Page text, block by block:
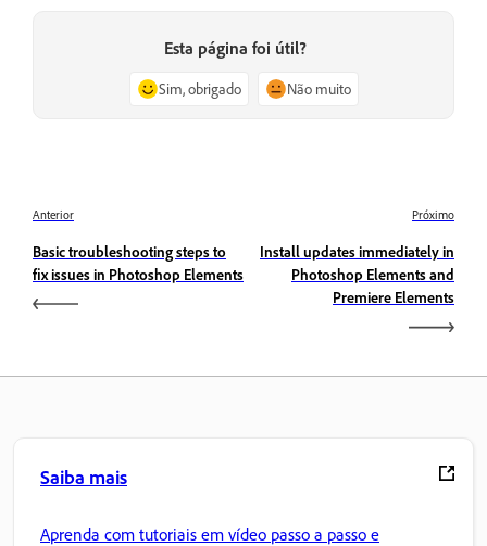
Esta página foi útil?
Sim, obrigado Não muito
Anterior
Basic troubleshooting steps to
fix issues in Photoshop Elements
Próximo
Install updates immediately in
Photoshop Elements and
Premiere Elements
Saiba mais
Aprenda com tutoriais em vídeo passo a passo e